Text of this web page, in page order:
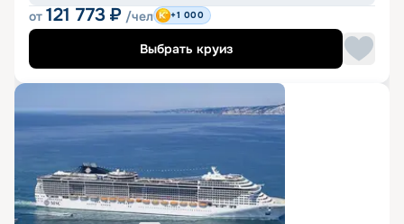
от 121 773 ₽ /чел +1 000
Выбрать круиз